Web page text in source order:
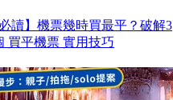
讀】機票幾時買最平？破解3
買平機票 實用技巧